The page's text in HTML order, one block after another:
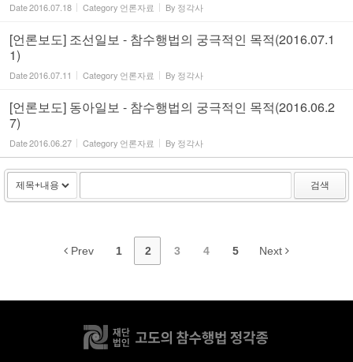
Date2016.07.18 Category 언론자료 By 정각사
[언론보도] 조선일보 - 참수행법의 궁극적인 목적(2016.07.1
1)
Date2016.07.11 Category 언론자료 By 정각사
[언론보도] 동아일보 - 참수행법의 궁극적인 목적(2016.06.2
7)
Date2016.06.27 Category 언론자료 By 정각사
검색
Prev 1 2 3 4 5 Next